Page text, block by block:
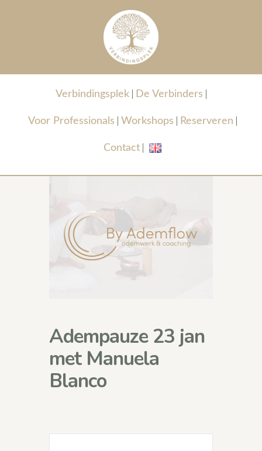
Verbindingsplek De Verbinders
Voor Professionals Workshops Reserveren
Contact
Adempauze 23 jan
met Manuela
Blanco